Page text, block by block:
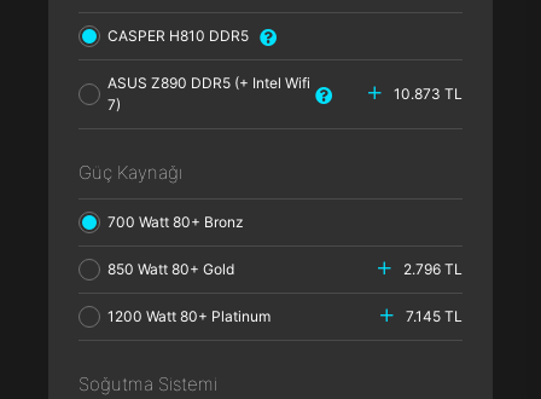
CASPER H810 DDR5
ASUS Z890 DDR5 (+ Intel Wifi
7)
10.873 TL
Güç Kaynağı
700 Watt 80+ Bronz
850 Watt 80+ Gold 2.796 TL
1200 Watt 80+ Platinum 7.145 TL
Soğutma Sistemi